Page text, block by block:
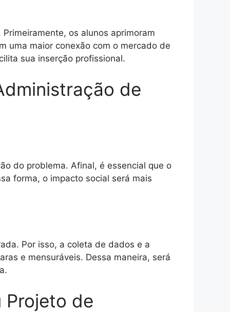
os alunos aprimoram
uma maior conexão com o mercado de
sua inserção profissional.
de
do problema. Afinal, é essencial que o
forma, o impacto social será mais
Por isso, a coleta de dados e a
e mensuráveis. Dessa maneira, será
Projeto de